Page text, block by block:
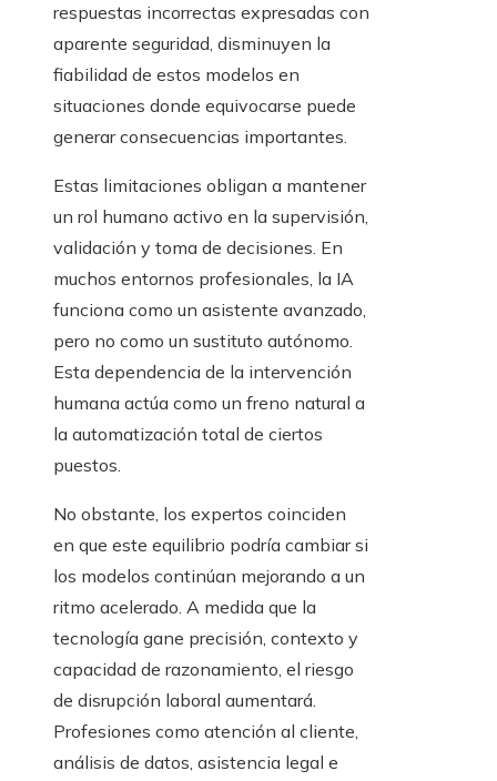
respuestas incorrectas expresadas con
aparente seguridad, disminuyen la
fiabilidad de estos modelos en
situaciones donde equivocarse puede
generar consecuencias importantes.
Estas limitaciones obligan a mantener
un rol humano activo en la supervisión,
validación y toma de decisiones. En
muchos entornos profesionales, la IA
funciona como un asistente avanzado,
pero no como un sustituto autónomo.
Esta dependencia de la intervención
humana actúa como un freno natural a
la automatización total de ciertos
puestos.
No obstante, los expertos coinciden
en que este equilibrio podría cambiar si
los modelos continúan mejorando a un
ritmo acelerado. A medida que la
tecnología gane precisión, contexto y
capacidad de razonamiento, el riesgo
de disrupción laboral aumentará.
Profesiones como atención al cliente,
análisis de datos, asistencia legal e